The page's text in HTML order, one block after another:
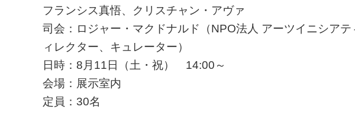
フランシス真悟、クリスチャン・アヴァ
司会：ロジャー・マクドナルド（NPO法人 アーツイニシア
ィレクター、キュレーター）
日時：8月11日（土・祝） 14:00～
会場：展示室内
定員：30名